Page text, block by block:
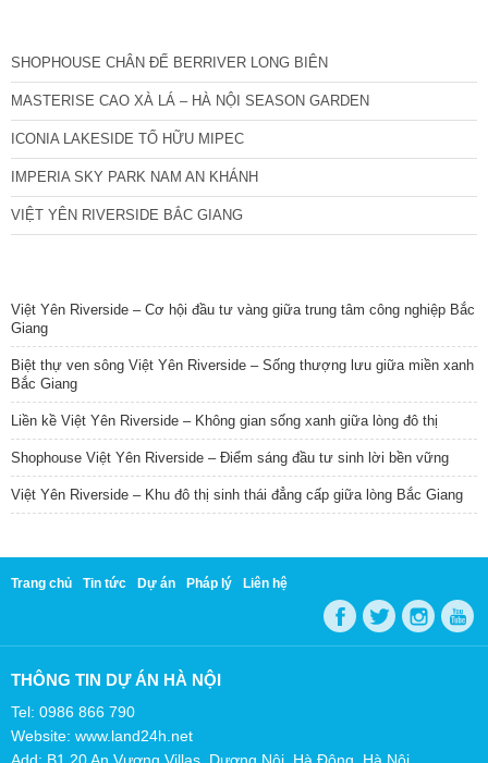
SHOPHOUSE CHÂN ĐẾ BERRIVER LONG BIÊN
MASTERISE CAO XÀ LÁ – HÀ NỘI SEASON GARDEN
ICONIA LAKESIDE TỐ HỮU MIPEC
IMPERIA SKY PARK NAM AN KHÁNH
VIỆT YÊN RIVERSIDE BẮC GIANG
Việt Yên Riverside – Cơ hội đầu tư vàng giữa trung tâm công nghiệp Bắc
Giang
Biệt thự ven sông Việt Yên Riverside – Sống thượng lưu giữa miền xanh
Bắc Giang
Liền kề Việt Yên Riverside – Không gian sống xanh giữa lòng đô thị
Shophouse Việt Yên Riverside – Điểm sáng đầu tư sinh lời bền vững
Việt Yên Riverside – Khu đô thị sinh thái đẳng cấp giữa lòng Bắc Giang
Trang chủ Tin tức Dự án Pháp lý Liên hệ
THÔNG TIN DỰ ÁN HÀ NỘI
Tel: 0986 866 790
Website: www.land24h.net